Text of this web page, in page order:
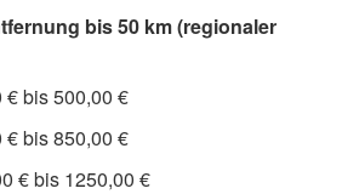
bis 50 km (regionaler
€ bis 500,00 €
€ bis 850,00 €
€ bis 1250,00 €